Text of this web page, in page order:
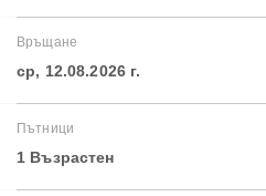
Връщане
ср, 12.08.2026 г.
Пътници
1 Възрастен